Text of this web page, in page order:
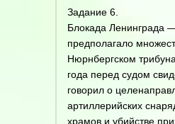
Задание 6.
Блокада Ленинграда
предполагало
Нюрнбергском
года перед судом
говорил о
артиллерийских
храмов и убийстве